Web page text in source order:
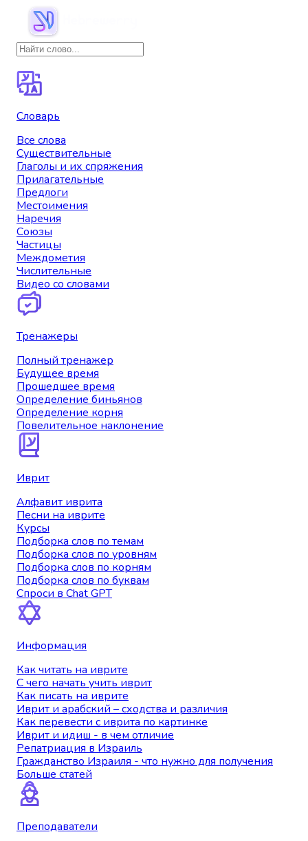
Словарь
Все слова
Существительные
Глаголы и их спряжения
Прилагательные
Предлоги
Местоимения
Наречия
Союзы
Частицы
Междометия
Числительные
Видео со словами
Тренажеры
Полный тренажер
Будущее время
Прошедшее время
Определение биньянов
Определение корня
Повелительное наклонение
Иврит
Алфавит иврита
Песни на иврите
Курсы
Подборка слов по темам
Подборка слов по уровням
Подборка слов по корням
Подборка слов по буквам
Спроси в Chat GPT
Информация
Как читать на иврите
С чего начать учить иврит
Как писать на иврите
Иврит и арабский – сходства и различия
Как перевести с иврита по картинке
Иврит и идиш - в чем отличие
Репатриация в Израиль
Гражданство Израиля - что нужно для получения
Больше статей
Преподаватели